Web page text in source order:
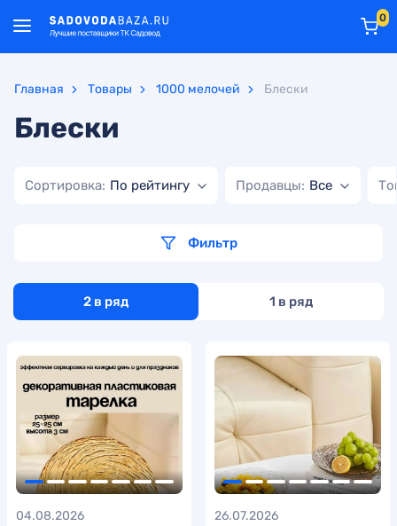
0
Главная Товары 1000 мелочей Блески
Блески
Сортировка: По рейтингу Продавцы: Все
Фильтр
2 в ряд 1 в ряд
04.08.2026 26.07.2026